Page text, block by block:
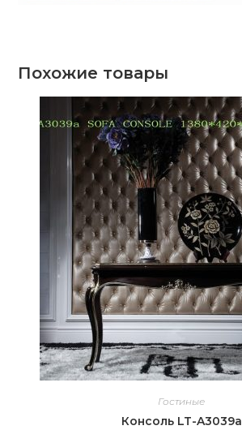
Похожие товары
Гостиные
Консоль LT-A3039a